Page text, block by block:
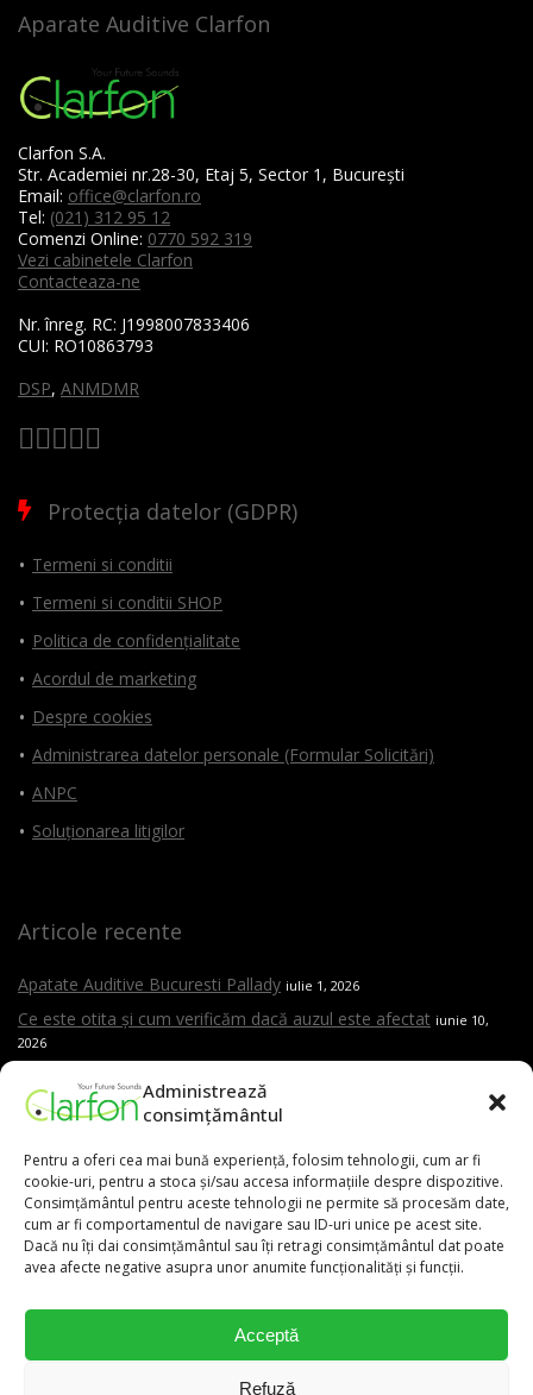
Administrează
consimțământul
Pentru a oferi cea mai bună experiență, folosim tehnologii, cum ar fi
cookie-uri, pentru a stoca și/sau accesa informațiile despre dispozitive.
Consimțământul pentru aceste tehnologii ne permite să procesăm date,
cum ar fi comportamentul de navigare sau ID-uri unice pe acest site.
Dacă nu îți dai consimțământul sau îți retragi consimțământul dat poate
avea afecte negative asupra unor anumite funcționalități și funcții.
Acceptă
Refuză
Aparate Auditive Clarfon
Clarfon S.A.
Str. Academiei nr.28-30, Etaj 5, Sector 1, București
Email: office@clarfon.ro
Tel: (021) 312 95 12
Comenzi Online: 0770 592 319
Vezi cabinetele Clarfon
Contacteaza-ne
Nr. înreg. RC: J1998007833406
CUI: RO10863793
DSP, ANMDMR
Protecția datelor (GDPR)
Termeni si conditii
Termeni si conditii SHOP
Politica de confidențialitate
Acordul de marketing
Despre cookies
Administrarea datelor personale (Formular Solicitări)
ANPC
Soluționarea litigilor
Articole recente
Apatate Auditive Bucuresti Pallady iulie 1, 2026
Ce este otita și cum verificăm dacă auzul este afectat iunie 10,
2026
10, 2026
Este testarea auditivă dureroasă?
Care sunt cele mai frecvente cauze ale pierderii de auz mai 15,
2026
Cand trebuie sa mergi la ORL mai 15, 2026
Aparat auditiv versus amplificator – care este diferența și de ce
contează evaluarea profesională
mai 15, 2026